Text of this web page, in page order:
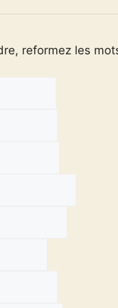
reformez les